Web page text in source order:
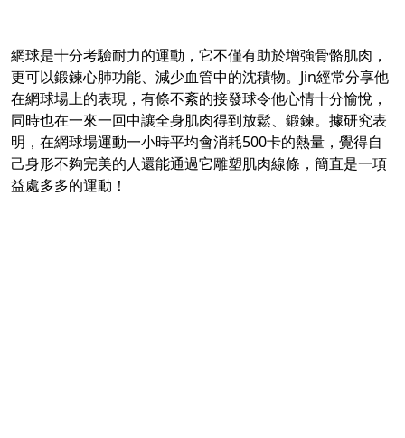
網球是十分考驗耐力的運動，它不僅有助於增強骨骼肌肉，
更可以鍛鍊心肺功能、減少血管中的沈積物。Jin經常分享他
在網球場上的表現，有條不紊的接發球令他心情十分愉悅，
同時也在一來一回中讓全身肌肉得到放鬆、鍛鍊。據研究表
明，在網球場運動一小時平均會消耗500卡的熱量，覺得自
己身形不夠完美的人還能通過它雕塑肌肉線條，簡直是一項
益處多多的運動！